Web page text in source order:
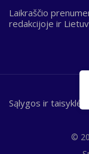
Laikraščio
redakcijoje ir
©
Bottom
Sąlygos ir taisyklės